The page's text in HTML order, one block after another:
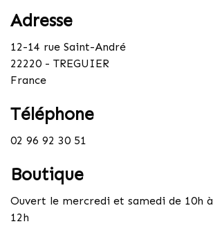
Adresse
12-14 rue Saint-André
22220 - TREGUIER
France
Téléphone
02 96 92 30 51
Boutique
Ouvert le mercredi et samedi de 10h à
12h